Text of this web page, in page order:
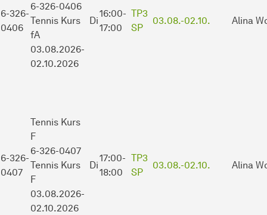
6-326-
0406
6-326-0406
Tennis Kurs
fA
03.08.2026-
02.10.2026
Di
16:00-
17:00
TP3
SP
03.08.-02.10. Alina
6-326-
0407
Tennis Kurs
F
6-326-0407
Tennis Kurs
F
03.08.2026-
02.10.2026
Di
17:00-
18:00
TP3
SP
03.08.-02.10. Alina